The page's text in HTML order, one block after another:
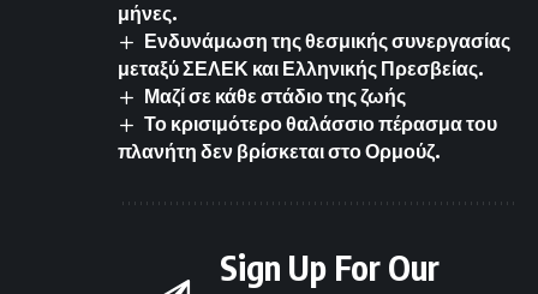
μήνες.
Ενδυνάμωση της θεσμικής συνεργασίας
μεταξύ ΣΕΛΕΚ και Ελληνικής Πρεσβείας.
Μαζί σε κάθε στάδιο της ζωής
Το κρισιμότερο θαλάσσιο πέρασμα του
πλανήτη δεν βρίσκεται στο Ορμούζ.
Sign Up For Our